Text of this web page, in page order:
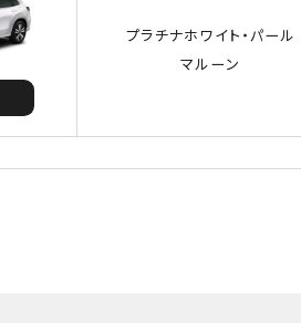
プラチナホワイト・パール
マルーン